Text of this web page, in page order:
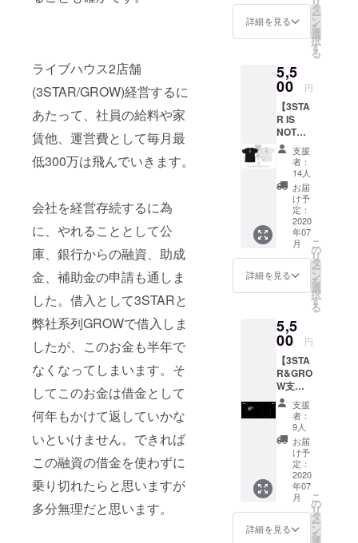
ライブハウス2店舗
(3STAR/GROW)経営するに
あたって、社員の給料や家
賃他、運営費として毎月最
低300万は飛んでいきます。
会社を経営存続するに為
に、やれることとして公
庫、銀行からの融資、助成
金、補助金の申請も通しま
した。借入として3STARと
弊社系列GROWで借入しま
したが、このお金も半年で
なくなってしまいます。そ
してこのお金は借金として
何年もかけて返していかな
いといけません。できれば
この融資の借金を使わずに
乗り切れたらと思いますが
多分無理だと思います。
ナイル
グリー
カラー
タイプ
をお選
びくだ
さい。
・サイ
ズ展開
M / L /
XL /
XXL ※支
援時に
ご希望
のサイ
ズをお
選びく
ださ
い。 *郵
ります
(送料込
ラック
・サイ
ズ展開
M / L /
XXL ※支
援時に
ご希望
のサイ
ズをお
選びく
ださ
い。 *郵
送のみ
のお届
けにな
ります
(送料込
み)。
詳細を見る
タ
ー
ン
を
選
択
す
る
5,5
00 円
【3STA
R IS
NOT
THE
END】
半袖T
シャツ
Design
ed by :
THE
END ・
カラー
展開 ブ
ラック /
ホワイ
ト 支援
希望の
カラー
タイプ
をお選
びくだ
さい。
・サイ
ズ展開
M / L /
XL /
XXL ※支
援時に
ご希望
のサイ
ズをお
選びく
ださ
支援
者：
14人
お届
け予
定：
2020
年07
月
詳細を見る
こ
の
リ
タ
ー
ン
を
選
択
す
る
5,5
00 円
【3STA
R&GRO
W支援
ナース
Tee】半
袖Tシャ
ツ
Design
ed by :
Dicentr
ラー展
開 ブ
ラック
・サイ
支援
者：
9人
お届
け予
定：
2020
年07
月
詳細を見る
こ
の
リ
タ
ー
ン
を